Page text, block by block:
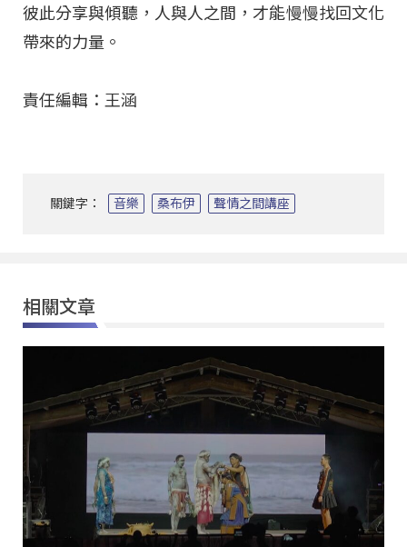
彼此分享與傾聽，人與人之間，才能慢慢找回文化
帶來的力量。
責任編輯：王涵
關鍵字： 音樂 桑布伊 聲情之間講座
相關文章